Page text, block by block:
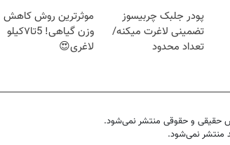
پودر جلبک چربیسوز
تضمینی لاغرت میکنه/
تعداد محدود
موثرترین روش کاهش
وزن گیاهی! 5تا۷کیلو
لاغری😍
حقیقی و حقوقی منتشر نمی‌شود.
منتشر نمی‌شود.